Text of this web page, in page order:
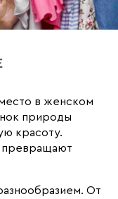
в женском
природы
красоту.
превращают
От